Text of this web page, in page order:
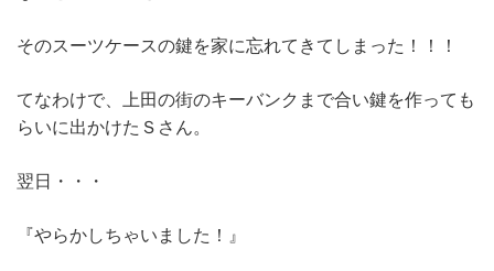
そのスーツケースの鍵を家に忘れてきてしまった！！！
てなわけで、上田の街のキーバンクまで合い鍵を作っても
らいに出かけたＳさん。
翌日・・・
『やらかしちゃいました！』